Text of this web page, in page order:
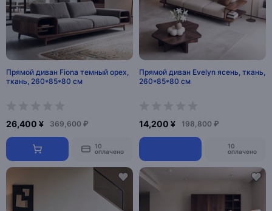
Прямой диван Fiona темный орех,
ткань, 260*85*80 см
26,400 ¥ 369,600 ₽
10
оплачено
Прямой диван Evelyn ясень, ткань,
260*85*80 см
14,200 ¥ 198,800 ₽
10
оплачено